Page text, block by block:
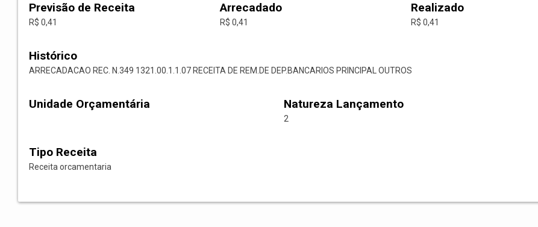
Previsão de Receita
R$ 0,41
Arrecadado
R$ 0,41
Realizado
R$ 0,41
Histórico
ARRECADACAO REC. N.349 1321.00.1.1.07 RECEITA DE REM.DE DEP.BANCARIOS PRINCIPAL OUTROS
Unidade Orçamentária Natureza Lançamento
2
Tipo Receita
Receita orcamentaria